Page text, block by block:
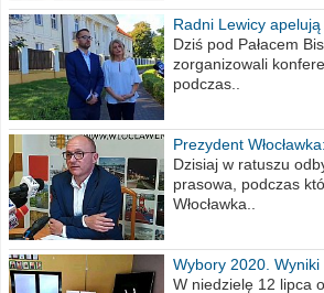
Radni Lewicy apelują
Wiesława Meringa
Dziś pod Pałacem
zorganizowali
podczas..
Prezydent
obrażajmy się”
Dzisiaj w ratuszu
prasowa, podczas
Włocławka..
Wybory 2020.
procent obwodów
W niedzielę 12 lipca